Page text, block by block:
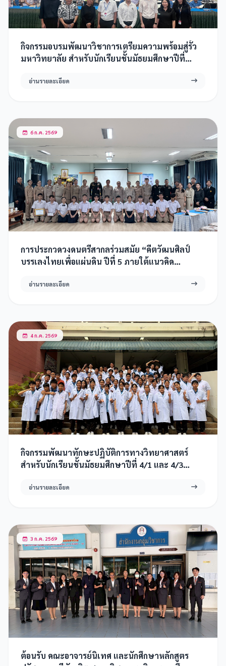
กิจกรรมอบรมพัฒนาวิชาการเตรียมความพร้อมสู่รั้ว
มหาวิทยาลัย สำหรับนักเรียนชั้นมัธยมศึกษาปีที่
SCIENCE 2569
อ่านรายละเอียด
6 ก.ค. 2569
การประกวดวงดนตรีสากลร่วมสมัย “คีตวัฒนศิลป์
บรรเลงไทยเพื่อแผ่นดิน ปีที่ 5 ภายใต้แนวคิด
อ่านรายละเอียด
4 ก.ค. 2569
กิจกรรมพัฒนาทักษะปฏิบัติการทางวิทยาศาสตร์
สำหรับนักเรียนชั้นมัธยมศึกษาปีที่ 4/1 และ 4/3
อ่านรายละเอียด
3 ก.ค. 2569
ต้อนรับ คณะอาจารย์นิเทศ และนักศึกษาหลักสูตร